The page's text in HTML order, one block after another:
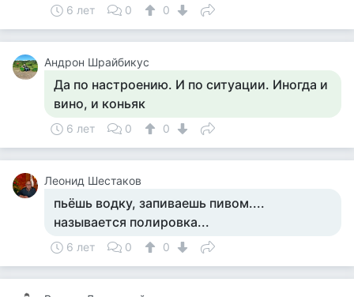
6 лет 0 0
Андрон Шрайбикус
Да по настроению. И по ситуации. Иногда и
вино, и коньяк
6 лет 0 0
Леонид Шестаков
пьёшь водку, запиваешь пивом....
называется полировка...
6 лет 0 0